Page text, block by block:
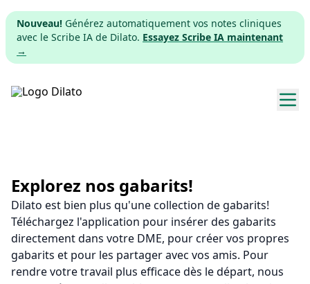
Nouveau! Générez automatiquement vos notes cliniques
avec le Scribe IA de Dilato. Essayez Scribe IA maintenant
→
Tarifs
Télécharger
App web
S'inscrire
Explorez nos gabarits!
Dilato est bien plus qu'une collection de gabarits!
Téléchargez l'application pour insérer des gabarits
directement dans votre DME, pour créer vos propres
gabarits et pour les partager avec vos amis. Pour
rendre votre travail plus efficace dès le départ, nous